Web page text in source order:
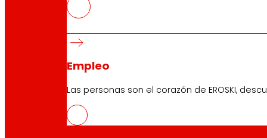
Empleo
Las personas son el corazón de EROSKI,